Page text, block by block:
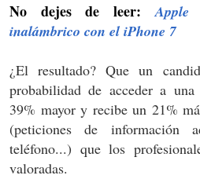
No dejes de leer:
inalámbrico con el iPhone 7
¿El resultado? Que un
probabilidad de acceder a
39% mayor y recibe un 21%
(peticiones de información
teléfono...) que los
valoradas.